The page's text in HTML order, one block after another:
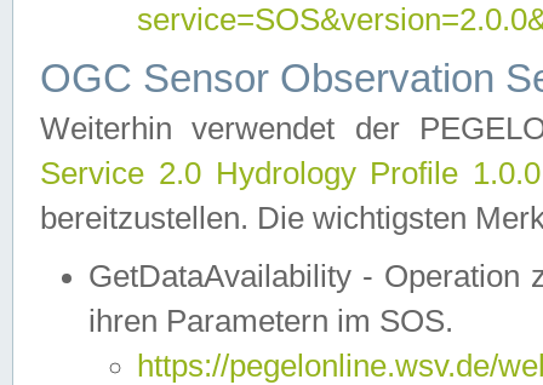
OGC Sensor Observation
Weiterhin verwendet der
Service 2.0 Hydrology Profile
bereitzustellen. Die wichtigsten
GetDataAvailability - Operation
ihren Parametern im SOS.
https://pegelonline.wsv.de/